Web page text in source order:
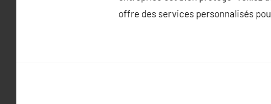
offre des services personnalisés